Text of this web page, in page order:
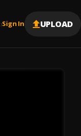
|Sign In UPLOAD